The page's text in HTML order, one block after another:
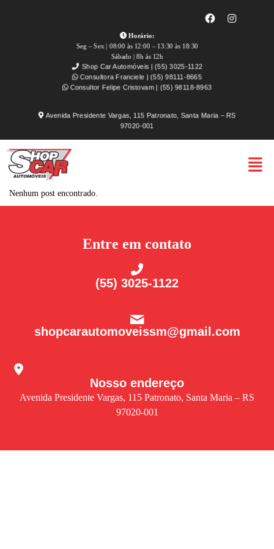
Horário:
Seg – Sex | 08:00 às 12:00 – 13:30 às 18:30
Sábado | 8h às 12h
Shop Car Automóveis | (55) 3025-1122
Consultora Franciele | (55) 98111-8665
Consultor Felipe Cristovam | (55) 98118-8963
Avenida Presidente Vargas, 115 Patronato, Santa Maria – RS
97020-001
Nenhum post encontrado.
Entre em contato
(55) 3025-1122
shopcarautomoveissm@gmail.com
Nosso endereço
Avenida Presidente Vargas, 115 Patronato, Santa Maria – RS
97020-001